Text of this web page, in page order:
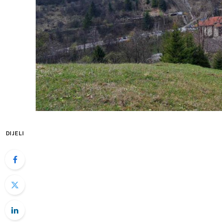
DIJELI